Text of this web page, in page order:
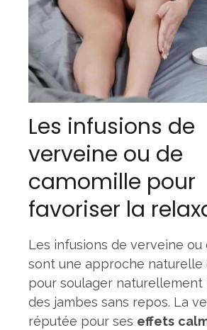
Les infusions de
verveine ou de
camomille pour
favoriser la
Les infusions de verveine ou
sont une approche naturelle
pour soulager naturellement
des jambes sans repos. La
réputée pour ses effets